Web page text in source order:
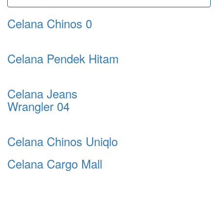
Celana Chinos 0
Celana Pendek Hitam
Celana Jeans
Wrangler 04
Celana Chinos Uniqlo
Celana Cargo Mall